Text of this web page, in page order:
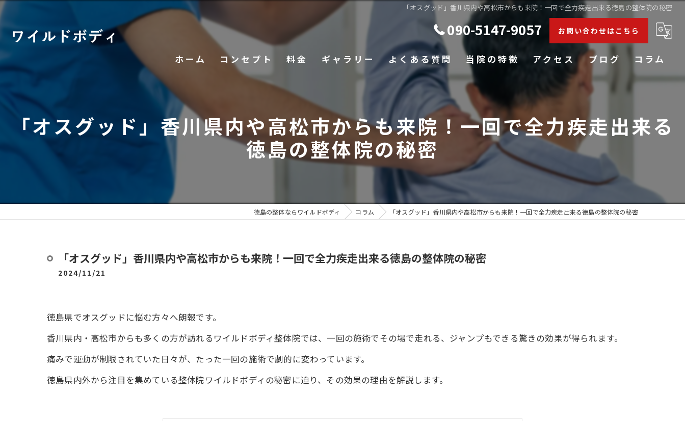
「オスグッド」香川県内や高松市からも来院！一回で全力疾走出来る徳島の整体院の秘密
090-5147-9057 お問い合わせはこちら
ホーム コンセプト 料金 ギャラリー よくある質問 当院の特徴
肩こり
腰痛
五十肩
アクセス ブログ コラム
「オスグッド」香川県内や高松市からも来院！一回で全力疾走出来る
徳島の整体院の秘密
徳島の整体ならワイルドボディ コラム 「オスグッド」香川県内や高松市からも来院！一回で全力疾走出来る徳島の整体院の秘密
「オスグッド」香川県内や高松市からも来院！一回で全力疾走出来る徳島の整体院の秘密
2024/11/21
徳島県でオスグッドに悩む方々へ朗報です。
香川県内・高松市からも多くの方が訪れるワイルドボディ整体院では、一回の施術でその場で走れる、ジャンプもできる驚きの効果が得られます。
痛みで運動が制限されていた日々が、たった一回の施術で劇的に変わっています。
徳島県内外から注目を集めている整体院ワイルドボディの秘密に迫り、その効果の理由を解説します。